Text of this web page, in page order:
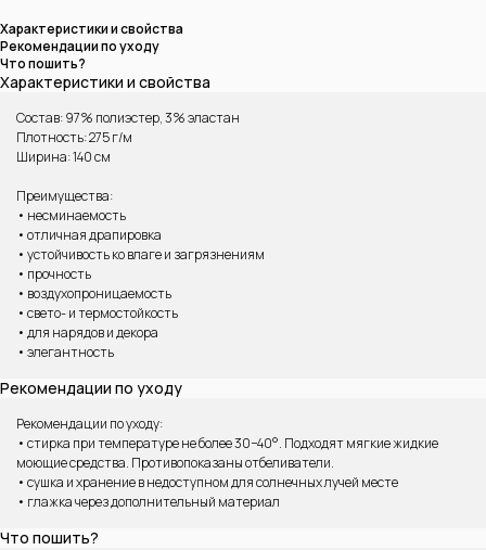
Характеристики и свойства
Рекомендации по уходу
Что пошить?
Характеристики и свойства
Состав: 97% полиэстер, 3% эластан
Плотность: 275 г/м
Ширина: 140 см
Преимущества:
• несминаемость
• отличная драпировка
• устойчивость ко влаге и загрязнениям
• прочность
• воздухопроницаемость
• свето- и термостойкость
• для нарядов и декора
• элегантность
Рекомендации по уходу
Рекомендации по уходу:
• стирка при температуре не более 30−40°. Подходят мягкие жидкие
моющие средства. Противопоказаны отбеливатели.
• сушка и хранение в недоступном для солнечных лучей месте
• глажка через дополнительный материал
Что пошить?
ВАМ МОЖЕТ ПОНРАВИТЬСЯ